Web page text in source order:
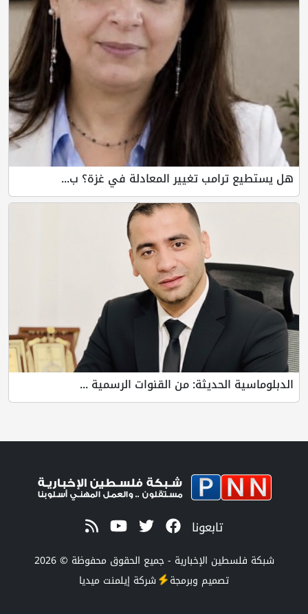
هل يستطيع ترامب تغيير المعادلة في غزة؟ ب...
الدبلوماسية الحديثة: من القنوات الرسمية ...
تابعونا
شبكة فلسطين الإخبارية - جميع الحقوق محفوظة © 2026
تصميم وبرمجة شركة إيلمنت ميديا